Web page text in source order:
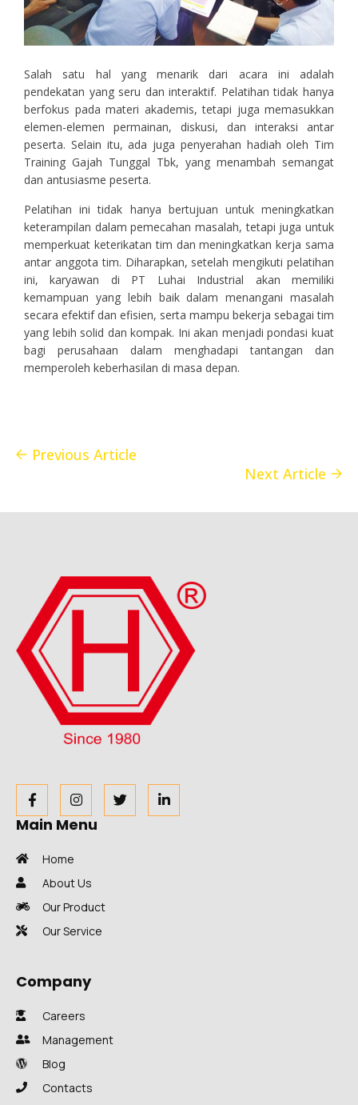
Salah satu hal yang menarik dari acara ini adalah
pendekatan yang seru dan interaktif. Pelatihan tidak hanya
berfokus pada materi akademis, tetapi juga memasukkan
elemen-elemen permainan, diskusi, dan interaksi antar
peserta. Selain itu, ada juga penyerahan hadiah oleh Tim
Training Gajah Tunggal Tbk, yang menambah semangat
dan antusiasme peserta.
Pelatihan ini tidak hanya bertujuan untuk meningkatkan
keterampilan dalam pemecahan masalah, tetapi juga untuk
memperkuat keterikatan tim dan meningkatkan kerja sama
antar anggota tim. Diharapkan, setelah mengikuti pelatihan
ini, karyawan di PT Luhai Industrial akan memiliki
kemampuan yang lebih baik dalam menangani masalah
secara efektif dan efisien, serta mampu bekerja sebagai tim
yang lebih solid dan kompak. Ini akan menjadi pondasi kuat
bagi perusahaan dalam menghadapi tantangan dan
memperoleh keberhasilan di masa depan.
Previous Article
Next Article
Main Menu
Home
About Us
Our Product
Our Service
Company
Careers
Management
Blog
Contacts